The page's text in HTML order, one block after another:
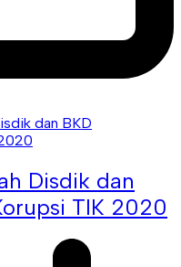
Disdik dan
TIK 2020